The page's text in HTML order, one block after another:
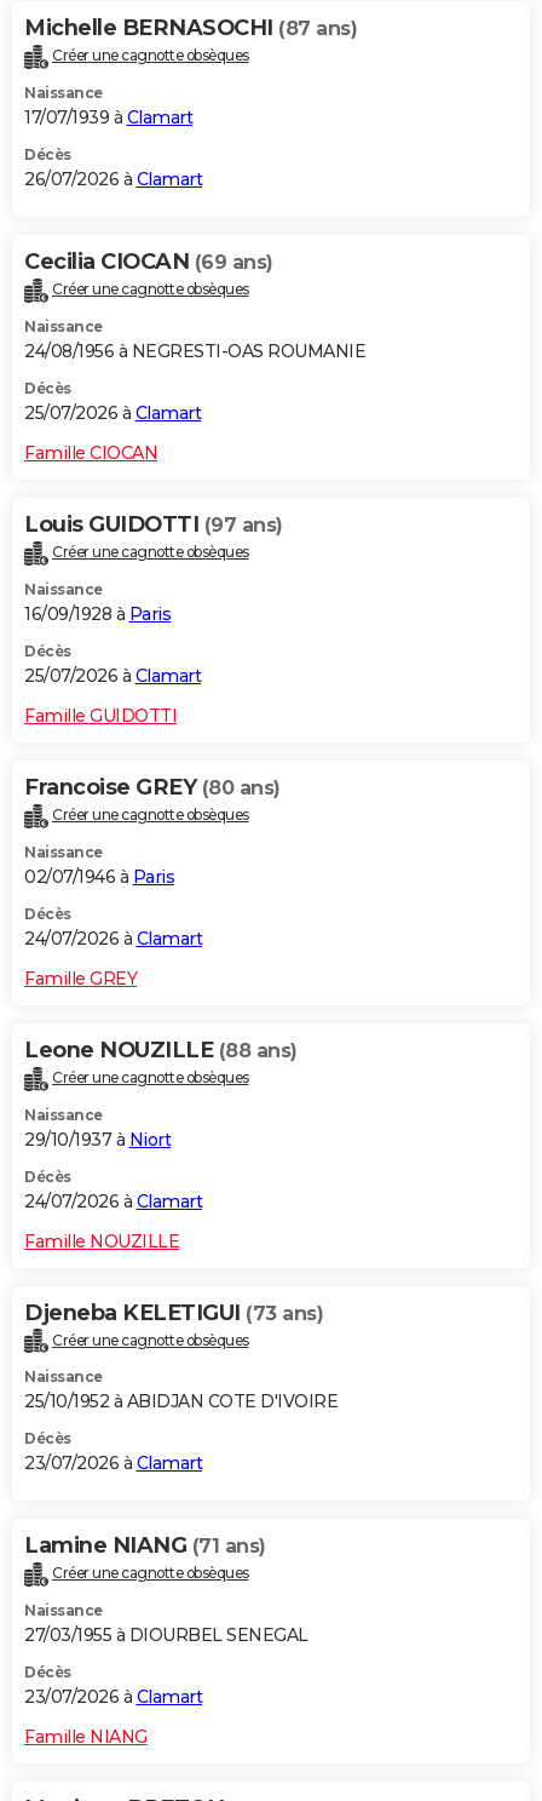
Michelle BERNASOCHI (87 ans)
Créer une cagnotte obsèques
Naissance
17/07/1939 à Clamart
Décès
26/07/2026 à Clamart
Cecilia CIOCAN (69 ans)
Créer une cagnotte obsèques
Naissance
24/08/1956 à NEGRESTI-OAS ROUMANIE
Décès
25/07/2026 à Clamart
Famille CIOCAN
Louis GUIDOTTI (97 ans)
Créer une cagnotte obsèques
Naissance
16/09/1928 à Paris
Décès
25/07/2026 à Clamart
Famille GUIDOTTI
Francoise GREY (80 ans)
Créer une cagnotte obsèques
Naissance
02/07/1946 à Paris
Décès
24/07/2026 à Clamart
Famille GREY
Leone NOUZILLE (88 ans)
Créer une cagnotte obsèques
Naissance
29/10/1937 à Niort
Décès
24/07/2026 à Clamart
Famille NOUZILLE
Djeneba KELETIGUI (73 ans)
Créer une cagnotte obsèques
Naissance
25/10/1952 à ABIDJAN COTE D'IVOIRE
Décès
23/07/2026 à Clamart
Lamine NIANG (71 ans)
Créer une cagnotte obsèques
Naissance
27/03/1955 à DIOURBEL SENEGAL
Décès
23/07/2026 à Clamart
Famille NIANG